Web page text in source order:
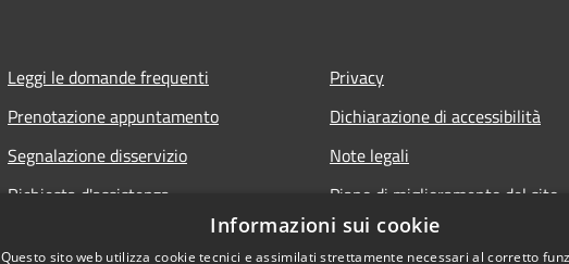
Leggi le domande frequenti
Prenotazione appuntamento
Segnalazione disservizio
Richiesta d'assistenza
Privacy
Dichiarazione di accessibilità
Note legali
Piano di miglioramento del sito
Amministrazione trasparente
Informazioni sui cookie
Questo sito web utilizza cookie tecnici e assimilati strettamente necessari al corretto